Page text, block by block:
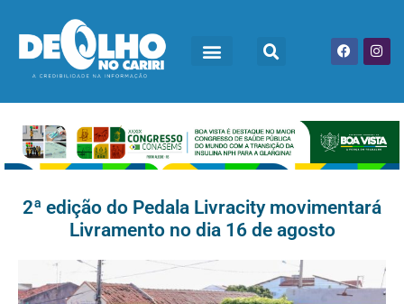
2ª edição do Pedala Livracity movimentará
Livramento no dia 16 de agosto